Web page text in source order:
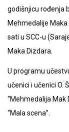
godišnjicu rođenja
Mehmedalije
sati u SCC-u
Maka Dizdara.
U programu
učenici i učenici O.
“Mehmedalija Mak
“Mala scena”.